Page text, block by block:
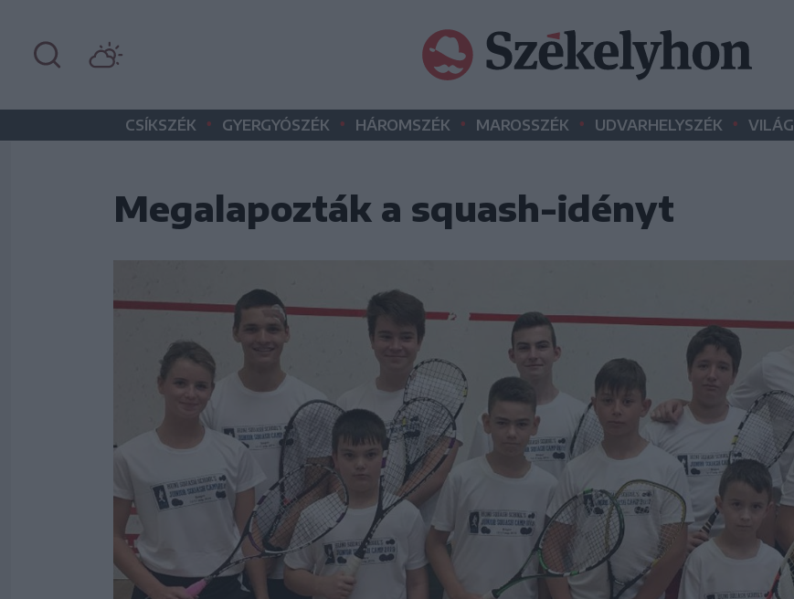
CSÍKSZÉK • GYERGYÓSZÉK • HÁROMSZÉK • MAROSSZÉK • UDVARHELYSZÉK • VILÁG
Megalapozták a squash-idényt